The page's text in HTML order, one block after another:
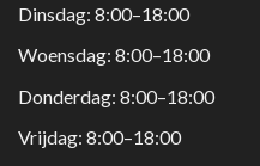
Dinsdag: 8:00–18:00
Woensdag: 8:00–18:00
Donderdag: 8:00–18:00
Vrijdag: 8:00–18:00